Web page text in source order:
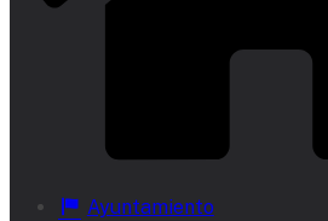
Ayuntamiento